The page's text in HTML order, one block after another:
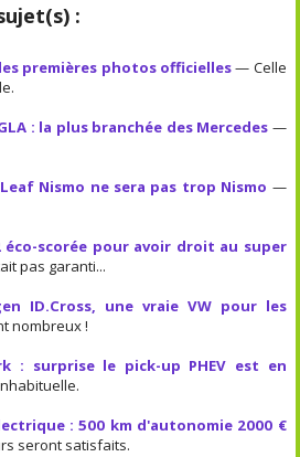
:
premières photos officielles— Celle
: la plus branchée des Mercedes —
Nismo ne sera pas trop Nismo —
éco-scorée pour avoir droit au super
pas garanti...
ID.Cross, une vraie VW pour les
nombreux !
: surprise le pick-up PHEV est en
: 500 km d'autonomie 2000 €
seront satisfaits.